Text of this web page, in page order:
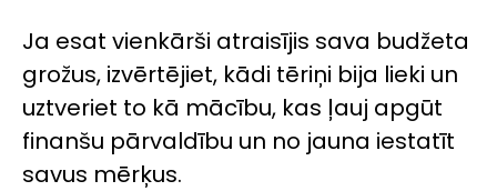
Ja esat vienkārši atraisījis sava budžeta
grožus, izvērtējiet, kādi tēriņi bija lieki un
uztveriet to kā mācību, kas ļauj apgūt
finanšu pārvaldību un no jauna iestatīt
savus mērķus.